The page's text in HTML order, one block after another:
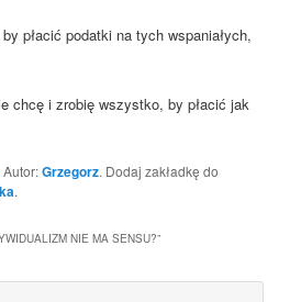
pła­cić podat­ki na tych wspa­nia­łych,
chcę i zro­bię wszyst­ko, by pła­cić jak
Autor:Grzegorz. Dodaj zakładkę do
.
NIE MA SENSU?”